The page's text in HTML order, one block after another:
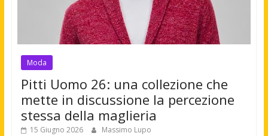
Moda
Pitti Uomo 26: una collezione che
mette in discussione la percezione
stessa della maglieria
15 Giugno 2026 Massimo Lupo